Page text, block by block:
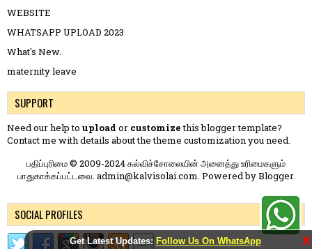
Get Latest Updates: Follow Us On WhatsApp X
WEBSITE
WHATSAPP UPLOAD 2023
What's New.
maternity leave
SUPPORT
Need our help to upload or customizethis blogger template?
Contact me with details about the theme customization you need.
பதிப்புரிமை © 2009-2024 கல்விச்சோலையின் அனைத்து உரிமைகளும்
பாதுகாக்கப்பட்டவை. admin@kalvisolai.com. Powered byBlogger.
SOCIAL PROFILES